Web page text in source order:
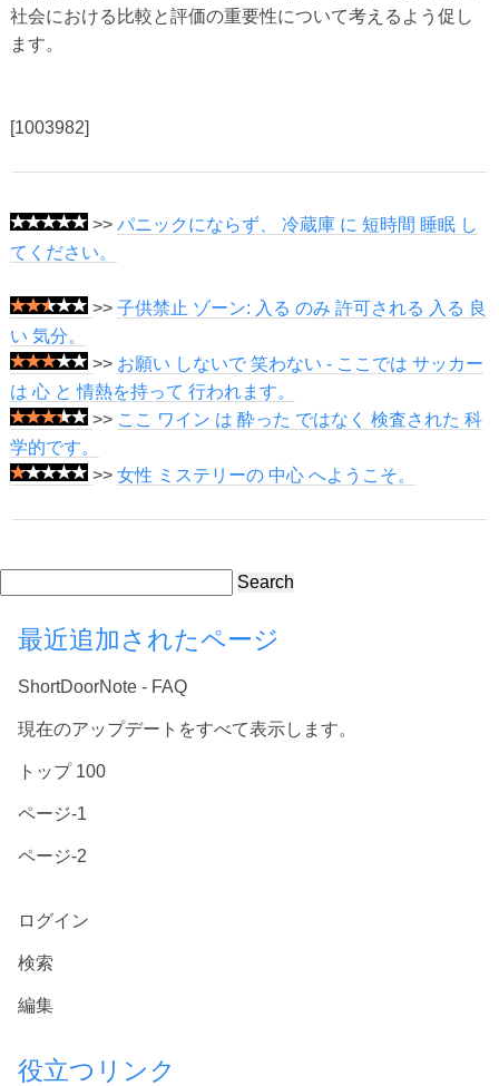
社会における比較と評価の重要性について考えるよう促し
ます。
[1003982]
>> パニックにならず、 冷蔵庫 に 短時間 睡眠 し
てください。
>> 子供禁止 ゾーン: 入る のみ 許可される 入る 良
い 気分。
>> お願い しないで 笑わない - ここでは サッカー
は 心 と 情熱を持って 行われます。
>> ここ ワイン は 酔った ではなく 検査された 科
学的です。
>> 女性 ミステリーの 中心 へようこそ。
Search
最近追加されたページ
ShortDoorNote - FAQ
現在のアップデートをすべて表示します。
トップ 100
ページ-1
ページ-2
ログイン
検索
編集
役立つリンク